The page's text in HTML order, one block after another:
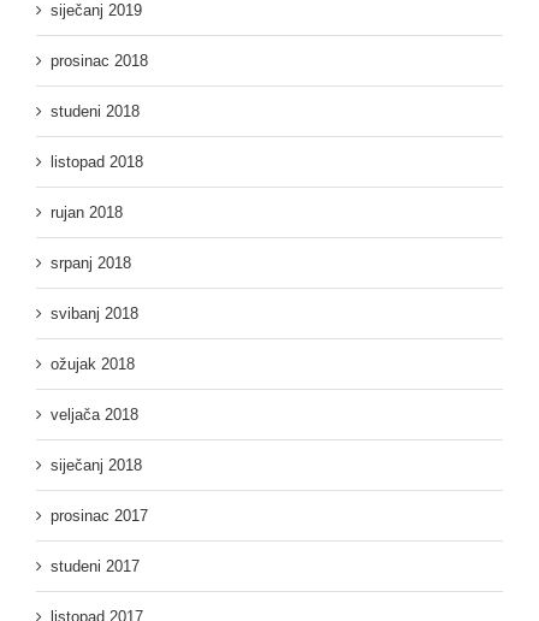
siječanj 2019
prosinac 2018
studeni 2018
listopad 2018
rujan 2018
srpanj 2018
svibanj 2018
ožujak 2018
veljača 2018
siječanj 2018
prosinac 2017
studeni 2017
listopad 2017